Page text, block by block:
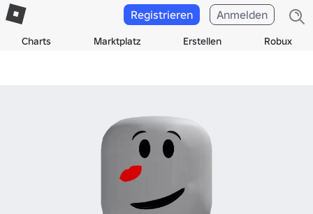
Charts Marktplatz Erstellen Robux
Registrieren Anmelden